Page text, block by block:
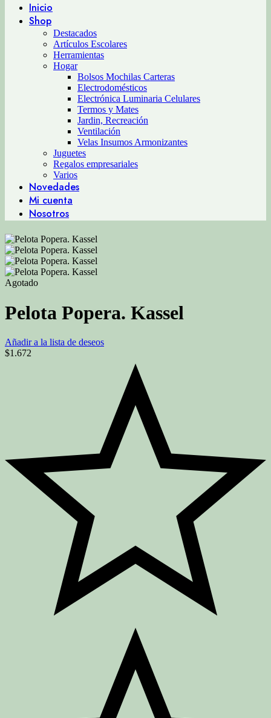
Inicio
Shop
Destacados
Artículos Escolares
Herramientas
Hogar
Bolsos Mochilas Carteras
Electrodomésticos
Electrónica Luminaria Celulares
Termos y Mates
Jardin, Recreación
Ventilación
Velas Insumos Armonizantes
Juguetes
Regalos empresariales
Varios
Novedades
Mi cuenta
Nosotros
Agotado
Pelota Popera. Kassel
Añadir a la lista de deseos
$1.672